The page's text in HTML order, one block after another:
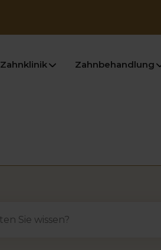
Zahnklinik Zahnbehandlung